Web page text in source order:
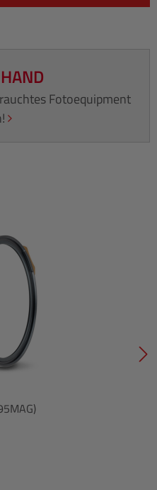
Fotoequipment